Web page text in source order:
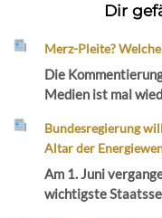
Dir
Merz-Pleite?
Die
Medien ist mal
Bundesregierung
Altar der
Am 1. Juni
wichtigste